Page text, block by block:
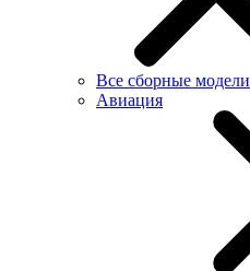
Все сборные модели
Авиация